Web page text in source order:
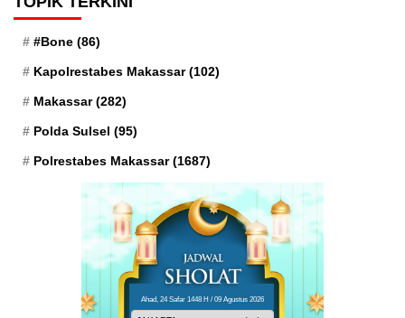
#Bone (86)
Kapolrestabes Makassar(102)
Makassar(282)
Polda Sulsel (95)
Polrestabes Makassar(1687)
Ahad, 24 Safar 1448 H / 09 Agustus 2026